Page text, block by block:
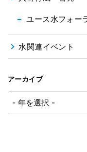
ユース水フォー
水関連イベント
アーカイブ